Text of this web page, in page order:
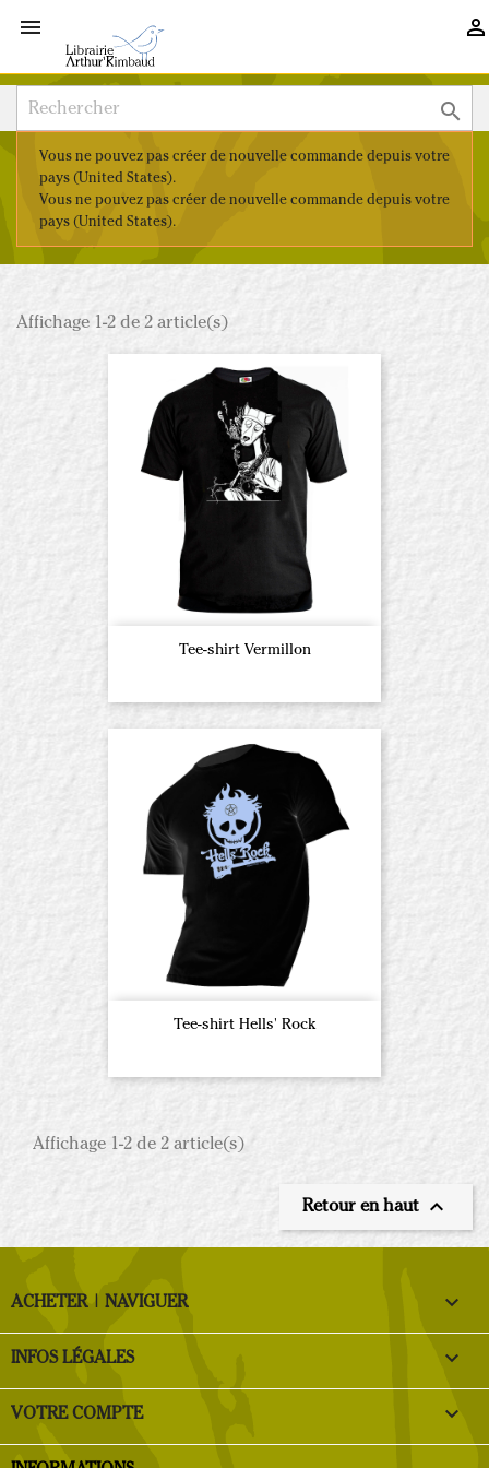
 

Vous ne pouvez pas créer de nouvelle commande depuis votre
pays (United States).
Vous ne pouvez pas créer de nouvelle commande depuis votre
pays (United States).
Affichage 1-2 de 2 article(s)
Tee-shirt Vermillon
Tee-shirt Hells' Rock
Affichage 1-2 de 2 article(s)
Retour en haut 
ACHETER | NAVIGUER 
INFOS LÉGALES 
VOTRE COMPTE 